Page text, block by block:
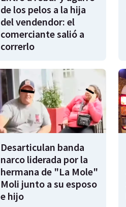
de los pelos a la hija
del vendendor: el
comerciante salió a
correrlo
Desarticulan banda
narco liderada por la
hermana de "La Mole"
Moli junto a su esposo
e hijo